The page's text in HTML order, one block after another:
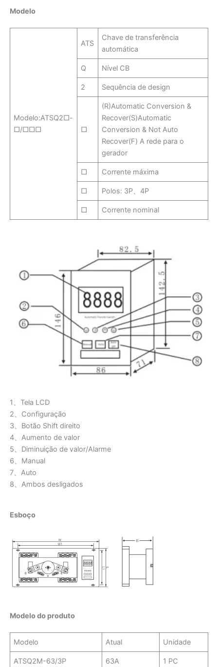
Modelo
Modelo:ATSQ2□-
□/□□□
ATS
Chave de transferência
automática
Q Nível CB
2 Sequência de design
□
(R)Automatic Conversion &
Recover(S)Automatic
Conversion & Not Auto
Recover(F) A rede para o
gerador
□ Corrente máxima
□ Polos: 3P、4P
□ Corrente nominal
1、Tela LCD
2、Configuração
3、Botão Shift direito
4、Aumento de valor
5、Diminuição de valor/Alarme
6、Manual
7、Auto
8、Ambos desligados
Esboço
Modelo do produto
Modelo Atual Unidade
ATSQ2M-63/3P 63A 1 PC